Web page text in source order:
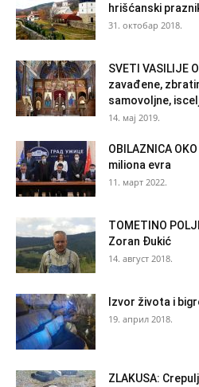
hrišćanski
31. октобар 2018.
SVETI VASILIJE
zavađene,
samovoljne,
14. мај 2019.
OBILAZNICA
miliona evra
11. март 2022.
TOMETINO
Zoran Đukić
14. август 2018.
Izvor života i
19. април 2018.
ZLAKUSA: